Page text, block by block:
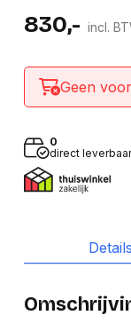
830,- incl.
Geen
0
direct leverbaar
Details